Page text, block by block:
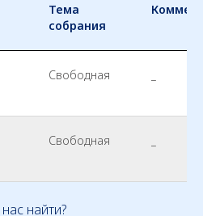
Тема
собрания
Свободная
Свободная
найти?